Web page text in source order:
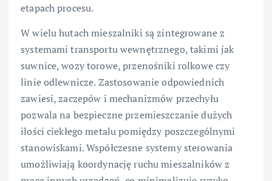
etapach procesu.
W wielu hutach mieszalniki są zintegrowane z
systemami transportu wewnętrznego, takimi jak
suwnice, wozy torowe, przenośniki rolkowe czy
linie odlewnicze. Zastosowanie odpowiednich
zawiesi, zaczepów i mechanizmów przechyłu
pozwala na bezpieczne przemieszczanie dużych
ilości ciekłego metalu pomiędzy poszczególnymi
stanowiskami. Współczesne systemy sterowania
umożliwiają koordynację ruchu mieszalników z